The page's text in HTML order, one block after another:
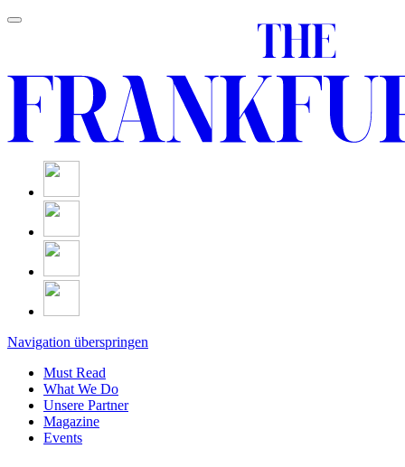
Navigation überspringen
Must Read
What We Do
Unsere Partner
Magazine
Events